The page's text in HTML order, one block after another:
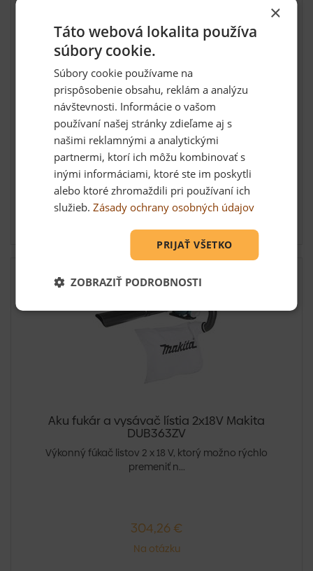
Nabíjačka Dedra na akumulátory DED7032,
DED7034
Nabíjačka akumulátorov (DED7032, DED7034)POPIS
PRODUKTU: Nab...
13,71 €
Aku fukár a vysávač lístia 2x18V Makita
DUB363ZV
Výkonný fúkač listov 2 x 18 V, ktorý možno rýchlo
premeniť n...
304,26 €
Na otázku
×
Táto webová lokalita používa
súbory cookie.
Súbory cookie používame na
prispôsobenie obsahu, reklám a analýzu
návštevnosti. Informácie o vašom
používaní našej stránky zdieľame aj s
našimi reklamnými a analytickými
partnermi, ktorí ich môžu kombinovať s
inými informáciami, ktoré ste im poskytli
alebo ktoré zhromaždili pri používaní ich
služieb.Zásady ochrany osobných údajov
PRIJAŤ VŠETKO
ZOBRAZIŤ PODROBNOSTI